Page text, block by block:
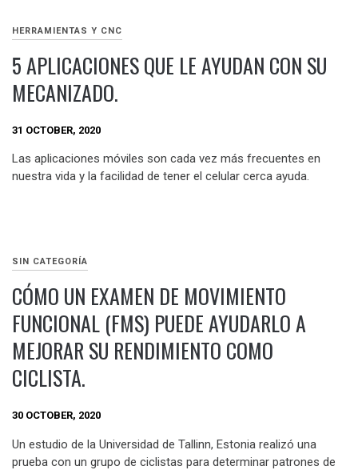
HERRAMIENTAS Y CNC
5 APLICACIONES QUE LE AYUDAN CON SU
MECANIZADO.
31 OCTOBER, 2020
Las aplicaciones móviles son cada vez más frecuentes en
nuestra vida y la facilidad de tener el celular cerca ayuda.
SIN CATEGORÍA
CÓMO UN EXAMEN DE MOVIMIENTO
FUNCIONAL (FMS) PUEDE AYUDARLO A
MEJORAR SU RENDIMIENTO COMO
CICLISTA.
30 OCTOBER, 2020
Un estudio de la Universidad de Tallinn, Estonia realizó una
prueba con un grupo de ciclistas para determinar patrones de